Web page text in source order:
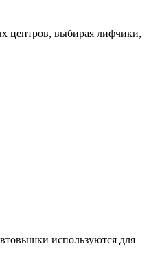
центров, выбирая лифчики,
используются для